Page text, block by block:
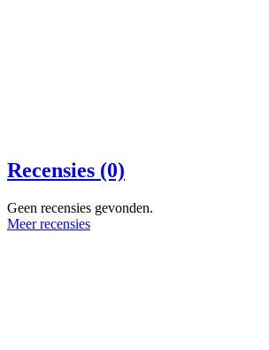
Recensies (0)
Geen recensies gevonden.
Meer recensies